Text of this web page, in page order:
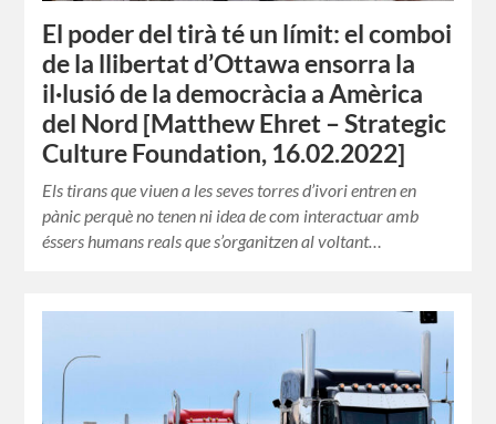
El poder del tirà té un límit: el comboi
de la llibertat d’Ottawa ensorra la
il·lusió de la democràcia a Amèrica
del Nord [Matthew Ehret – Strategic
Culture Foundation, 16.02.2022]
Els tirans que viuen a les seves torres d’ivori entren en
pànic perquè no tenen ni idea de com interactuar amb
éssers humans reals que s’organitzen al voltant…